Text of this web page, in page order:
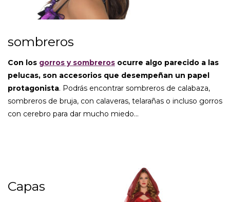
sombreros
Con los gorros y sombreros ocurre algo parecido a las
pelucas, son accesorios que desempeñan un papel
protagonista. Podrás encontrar sombreros de calabaza,
sombreros de bruja, con calaveras, telarañas o incluso gorros
con cerebro para dar mucho miedo…
Capas